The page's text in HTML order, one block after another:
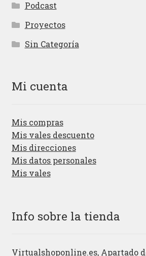
Podcast
Proyectos
Sin Categoría
Mi cuenta
Mis compras
Mis vales descuento
Mis direcciones
Mis datos personales
Mis vales
Info sobre la tienda
Virtualshoponline.es, Apartado